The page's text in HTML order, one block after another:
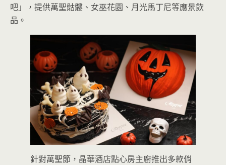
吧」，提供萬聖骷髏、女巫花園、月光馬丁尼等應景飲
品。
針對萬聖節，晶華酒店點心房主廚推出多款俏